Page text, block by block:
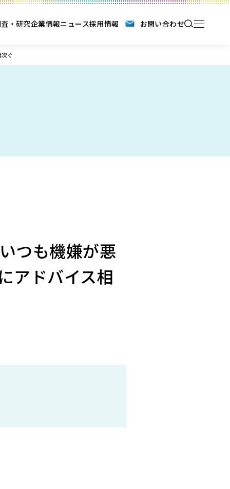
・研究企業情報ニュース採用情報 お問い合わせ
ぐ
つも機嫌が悪
アドバイス相